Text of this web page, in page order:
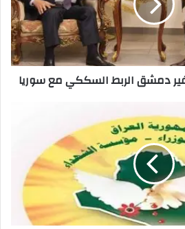
دمشق الربط السككي مع سوريا